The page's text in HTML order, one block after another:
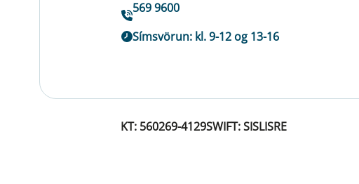
569 9600
Símsvörun: kl. 9-12 og 13-16
KT: 560269-4129SWIFT: SISLISRE